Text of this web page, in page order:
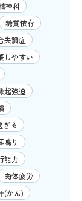
神科
糖質依存
失調症
しやすい
起強迫
ぎる
鳴り
能力
肉体疲労
(かん)